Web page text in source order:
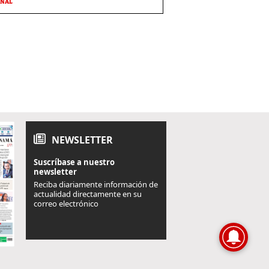
NEWSLETTER
Suscríbase a nuestro
newsletter
Reciba diariamente información de
actualidad directamente en su
correo electrónico